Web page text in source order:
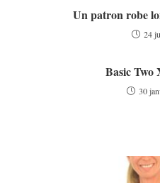
Un patron robe
24
Basic
30